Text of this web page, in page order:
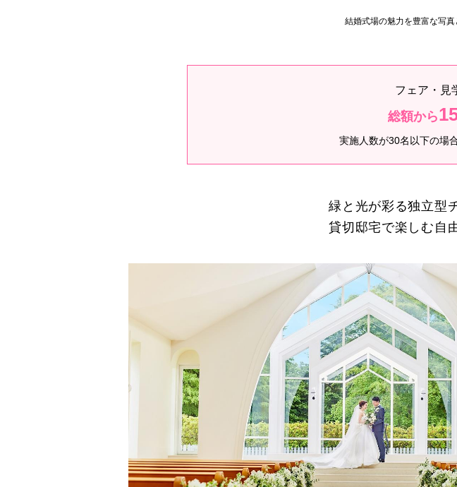
結婚式場の魅力を豊富な写
フェア・見
総額から
実施人数が30名以下の場
緑と光が彩る独立型
貸切邸宅で楽しむ自